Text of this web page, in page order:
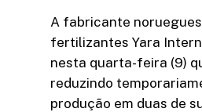
A fabricante
fertilizantes Yara
nesta quarta-feira (9)
reduzindo
produção em duas de